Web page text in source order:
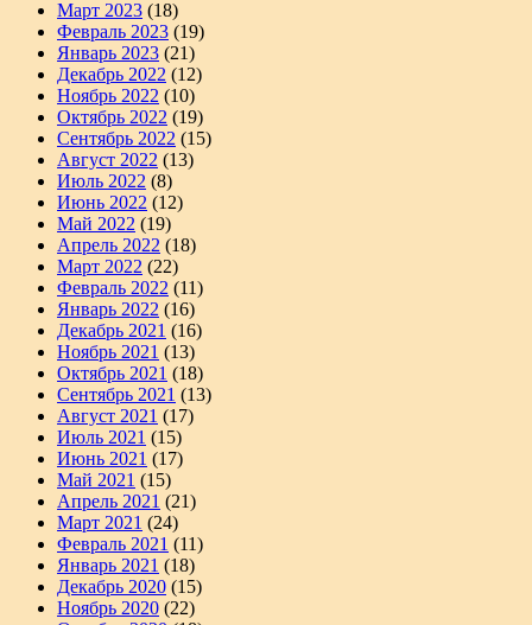
Март 2023 (18)
Февраль 2023 (19)
Январь 2023 (21)
Декабрь 2022 (12)
Ноябрь 2022 (10)
Октябрь 2022 (19)
Сентябрь 2022 (15)
Август 2022 (13)
Июль 2022 (8)
Июнь 2022 (12)
Май 2022 (19)
Апрель 2022 (18)
Март 2022 (22)
Февраль 2022 (11)
Январь 2022 (16)
Декабрь 2021 (16)
Ноябрь 2021 (13)
Октябрь 2021 (18)
Сентябрь 2021 (13)
Август 2021 (17)
Июль 2021 (15)
Июнь 2021 (17)
Май 2021 (15)
Апрель 2021 (21)
Март 2021 (24)
Февраль 2021 (11)
Январь 2021 (18)
Декабрь 2020 (15)
Ноябрь 2020 (22)